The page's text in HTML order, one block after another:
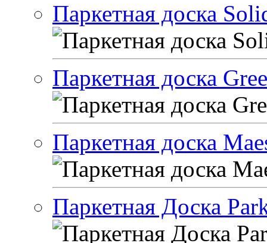
Паркетная доска
Паркетная доска
Паркетная доска
Паркетная Доска